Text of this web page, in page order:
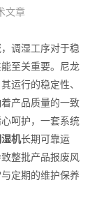
文章
调湿工序对于稳
至关重要。尼龙
运行的稳定性、
产品质量的一致
呵护，一套系统
机长期可靠运
整批产品报废风
定期的维护保养